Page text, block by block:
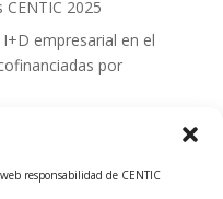
responsabilidad de CENTIC
2025
empresarial en el
por